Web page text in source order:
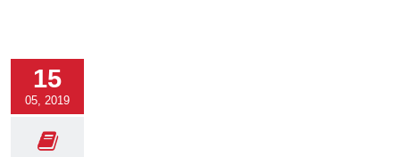
15
05, 2019